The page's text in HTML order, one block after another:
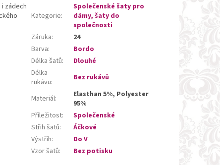
zádech
Kategorie:
Společenské šaty pro
dámy, šaty do
společnosti
Záruka:
24
Barva:
Bordo
Délka šatů:
Dlouhé
Délka
rukávu: Bez rukávů
Materiál:
Elasthan 5%, Polyester
95%
Příležitost:
Společenské
Střih šatů:
Áčkové
Výstřih:
Do V
Vzor šatů: Bez potisku